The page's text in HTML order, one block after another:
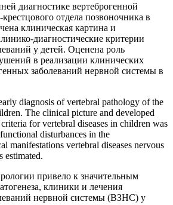
диагностике вертеброгенной
отдела позвоночника в
клиническая картина и
диагностические критерии
у детей. Оценена роль
в реализации клинических
заболеваний нервной системы в
diagnosis of vertebral pathology of the
The clinical picture and developed
for vertebral diseases in children was
disturbances in the
manifestations vertebral diseases nervous
estimated.
привело к значительным
клиники и лечения
нервной системы (ВЗНС) у